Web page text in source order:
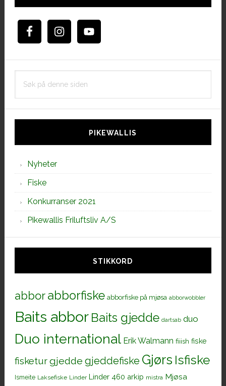
PIKEWALLIS
Nyheter
Fiske
Konkurranser 2021
Pikewallis Friluftsliv A/S
STIKKORD
abborabborfiske abborfiske på mjøsa abborwobbler
Baits abbor Baits gjedde dartsab duo
Duo international Erik Walmann fiiish fiske
fisketurgjedde gjeddefiske Gjørs Isfiske
Ismeite Laksefiske Linder Linder 460 arkip mistra Mjøsa